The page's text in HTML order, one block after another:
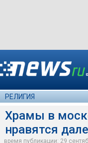
РЕЛИГИЯ
Храмы в
нравятся
время публикации: 29